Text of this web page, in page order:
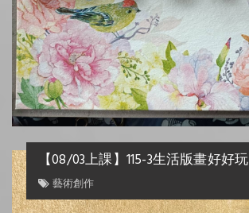
【08/03上課】115-3生活版畫好好玩
藝術創作